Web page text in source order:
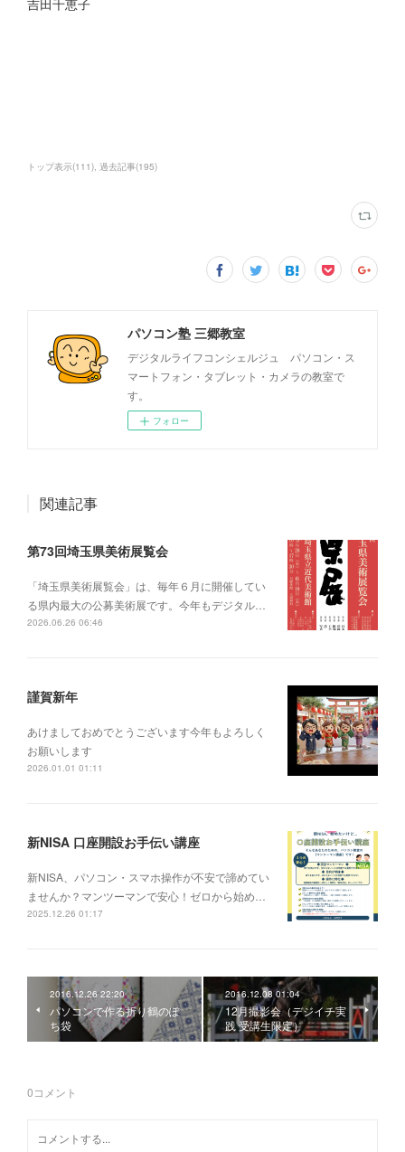
吉田千恵子
トップ表示(111) 過去記事(195)
パソコン塾 三郷教室
デジタルライフコンシェルジュ パソコン・ス
マートフォン・タブレット・カメラの教室で
す。
フォロー
関連記事
第73回埼玉県美術展覧会
「埼玉県美術展覧会」は、毎年６月に開催してい
る県内最大の公募美術展です。今年もデジタル…
2026.06.26 06:46
謹賀新年
あけましておめでとうございます今年もよろしく
お願いします
2026.01.01 01:11
新NISA 口座開設お手伝い講座
新NISA、パソコン・スマホ操作が不安で諦めてい
ませんか？マンツーマンで安心！ゼロから始め…
2025.12.26 01:17
2016.12.26 22:20
パソコンで作る折り鶴のぽ
ち袋
2016.12.08 01:04
12月撮影会（デジイチ実
践 受講生限定）
0コメント